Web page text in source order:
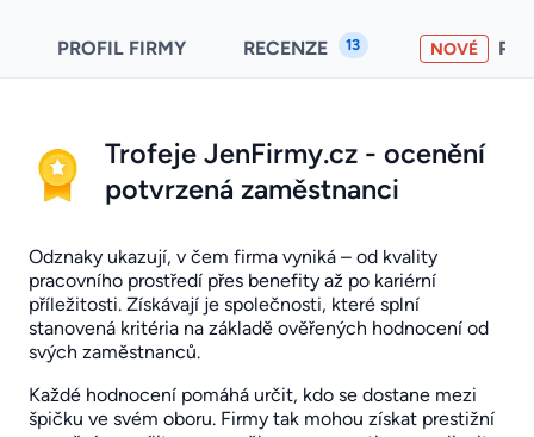
PROFIL FIRMY RECENZE 13 NOVÉ
Trofeje JenFirmy.cz - ocenění
potvrzená zaměstnanci
Odznaky ukazují, v čem firma vyniká – od kvality
pracovního prostředí přes benefity až po kariérní
příležitosti. Získávají je společnosti, které splní
stanovená kritéria na základě ověřených hodnocení od
svých zaměstnanců.
Každé hodnocení pomáhá určit, kdo se dostane mezi
špičku ve svém oboru. Firmy tak mohou získat prestižní